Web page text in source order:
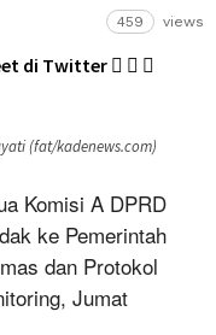
459 views
di Twitter
(fat/kadenews.com)
Komisi A DPRD
ke Pemerintah
dan Protokol
Jumat